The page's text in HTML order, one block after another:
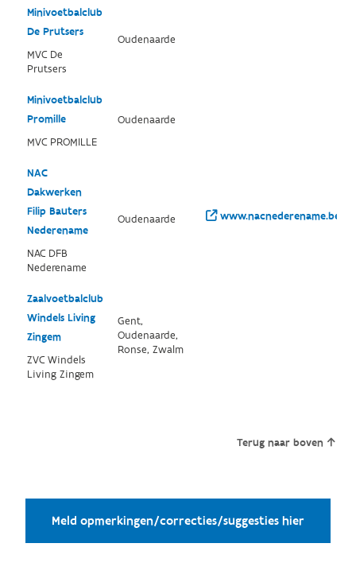
Minivoetbalclub
De Prutsers
MVC De
Prutsers
Oudenaarde
Minivoetbalclub
Promille
MVC PROMILLE
Oudenaarde
NAC
Dakwerken
Filip Bauters
Nederename
NAC DFB
Nederename
Oudenaarde www.nacnederename.be/
Zaalvoetbalclub
Windels Living
Zingem
ZVC Windels
Living Zingem
Gent,
Oudenaarde,
Ronse, Zwalm
Terug naar boven
Meld opmerkingen/correcties/suggesties hier